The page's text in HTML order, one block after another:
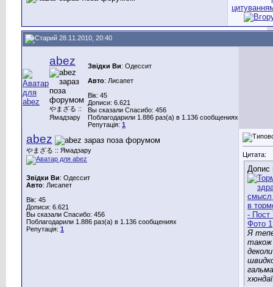
28.11.2010, 20:40
abez
やまざる ::
Ямадзару
Звідки Ви: Одессит
Авто: Лисапет
Вік: 45
Дописи: 6.621
Вы сказали Спасибо: 456
Поблагодарили 1.886 раз(а) в 1.136 сообщениях
Репутація: 1
abez
やまざる :: Ямадзару
Звідки Ви: Одессит
Авто: Лисапет
Вік: 45
Дописи: 6.621
Вы сказали Спасибо: 456
Поблагодарили 1.886 раз(а) в 1.136 сообщениях
Репутація: 1
Цитата:
Допис
Я